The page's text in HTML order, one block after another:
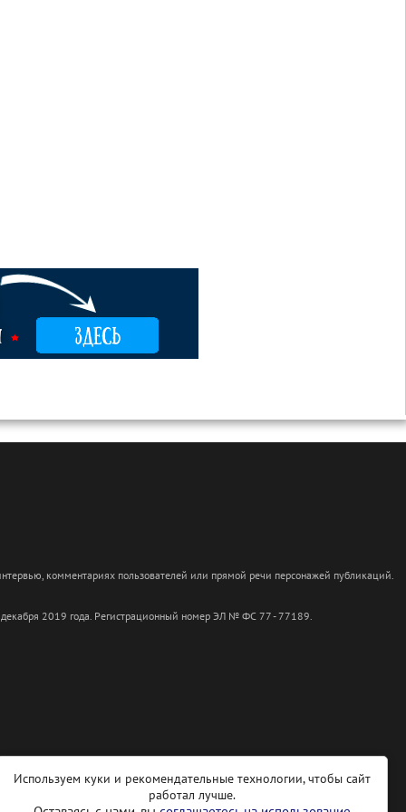
комментариях пользователей или прямой речи персонажей публикаций.
декабря 2019 года. Регистрационный номер ЭЛ № ФС 77 - 77189.
Используем куки и рекомендательные технологии, чтобы сайт
работал лучше.